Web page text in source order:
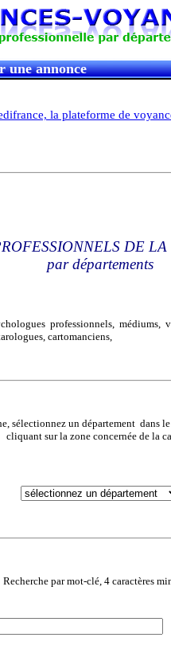
une annonce
DE LA
par départements
professionnels, médiums,
cartomanciens,
sélectionnez un département dans
cliquant sur la zone concernée de la
Recherche par mot-clé, 4 caractères